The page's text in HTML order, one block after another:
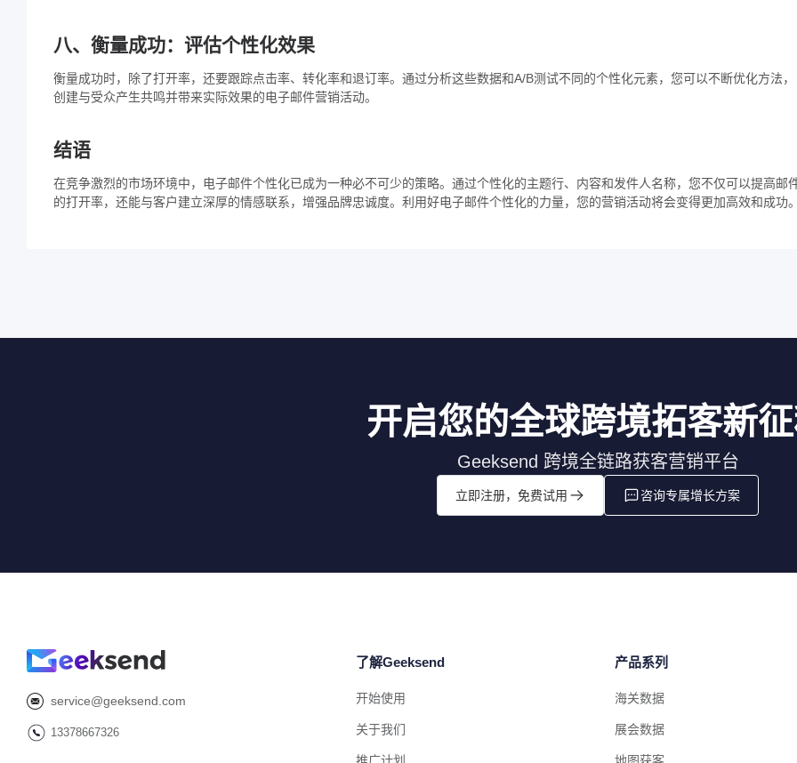
八、衡量成功：评估个性化效果
衡量成功时，除了打开率，还要跟踪点击率、转化率和退订率。通过分析这些数据和A/B测试不同的个性化元素，您可以不断优化方法，
创建与受众产生共鸣并带来实际效果的电子邮件营销活动。
结语
在竞争激烈的市场环境中，电子邮件个性化已成为一种必不可少的策略。通过个性化的主题行、内容和发件人名称，您不仅可以提高邮
的打开率，还能与客户建立深厚的情感联系，增强品牌忠诚度。利用好电子邮件个性化的力量，您的营销活动将会变得更加高效和成功
开启您的全球跨境拓客新
Geeksend 跨境全链路获客营销平台
立即注册，免费试用 咨询专属增长方案
service@geeksend.com
13378667326
了解Geeksend
开始使用
关于我们
推广计划
产品系列
海关数据
展会数据
地图获客